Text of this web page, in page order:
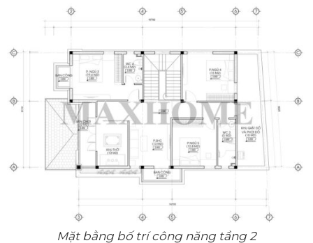
Mặt bằng bố trí công năng tầng 2